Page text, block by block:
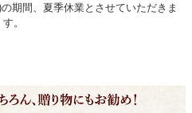
期間、夏季休業とさせていただきま
す。